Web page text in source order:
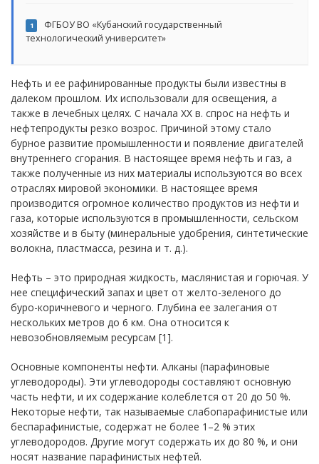
1
ФГБОУ ВО «Кубанский государственный
технологический университет»
Нефть и ее рафинированные продукты были известны в
далеком прошлом. Их использовали для освещения, а
также в лечебных целях. С начала XX в. спрос на нефть и
нефтепродукты резко возрос. Причиной этому стало
бурное развитие промышленности и появление двигателей
внутреннего сгорания. В настоящее время нефть и газ, а
также полученные из них материалы используются во всех
отраслях мировой экономики. В настоящее время
производится огромное количество продуктов из нефти и
газа, которые используются в промышленности, сельском
хозяйстве и в быту (минеральные удобрения, синтетические
волокна, пластмасса, резина и т. д.).
Нефть – это природная жидкость, маслянистая и горючая. У
нее специфический запах и цвет от желто-зеленого до
буро-коричневого и черного. Глубина ее залегания от
нескольких метров до 6 км. Она относится к
невозобновляемым ресурсам [1].
Основные компоненты нефти. Алканы (парафиновые
углеводороды). Эти углеводороды составляют основную
часть нефти, и их содержание колеблется от 20 до 50 %.
Некоторые нефти, так называемые слабопарафинистые или
беспарафинистые, содержат не более 1–2 % этих
углеводородов. Другие могут содержать их до 80 %, и они
носят название парафинистых нефтей.